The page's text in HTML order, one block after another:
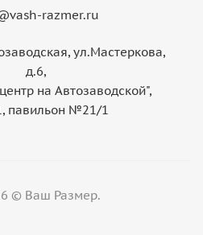
razmer.ru
ул.Мастеркова,
д.6,
на Автозаводской",
павильон №21/1
© Ваш Размер.